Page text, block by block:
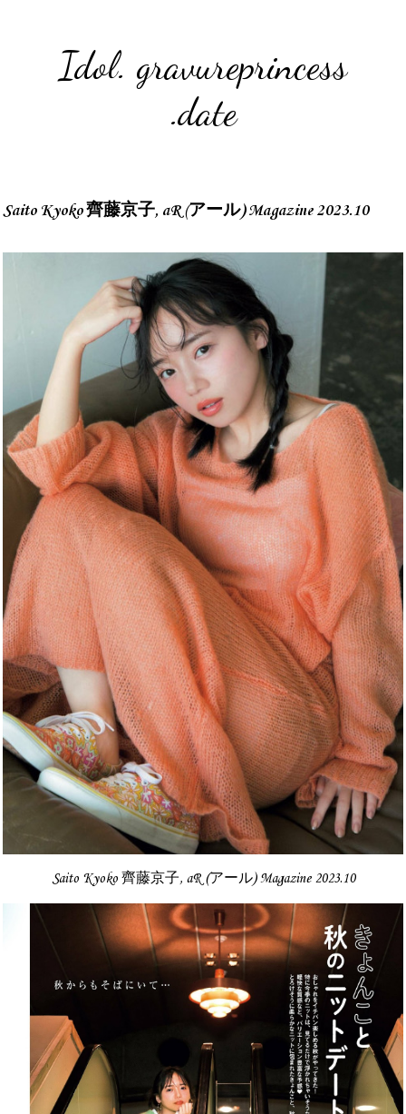
Idol. gravureprincess
.date
Saito Kyoko 齊藤京子, aR (アール) Magazine 2023.10
Saito Kyoko 齊藤京子, aR (アール) Magazine 2023.10